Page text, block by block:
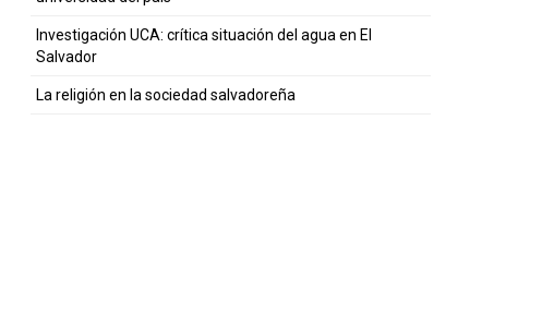
Investigación UCA: crítica situación del agua en El
Salvador
La religión en la sociedad salvadoreña